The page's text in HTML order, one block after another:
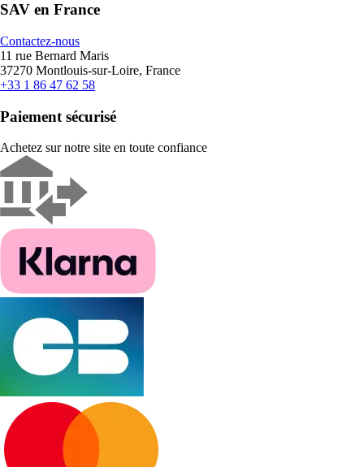
SAV en France
Contactez-nous
11 rue Bernard Maris
37270 Montlouis-sur-Loire, France
+33 1 86 47 62 58
Paiement sécurisé
Achetez sur notre site en toute confiance